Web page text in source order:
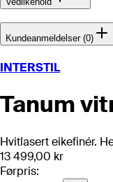
Kundeanmeldelser (0)
INTERSTIL
Tanum
Hvitlasert eikefinér.
13 499,00 kr
Førpris: